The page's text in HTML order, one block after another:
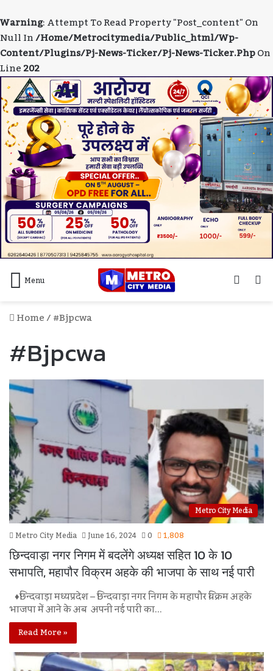
Warning: Attempt To Read Property "post_content" On
Null In/home/metrocitymedia/public_html/wp-
Content/plugins/pj-News-Ticker/pj-News-Ticker.phpOn
Line202
Menu
Log
Home/#bjpcwa
#bjpcwa
Metro City Media
Metro City Media
June 16, 2024 0 1,808
छिन्दवाड़ा नगर निगम में बदलेंगे अध्यक्ष सहित 10 के 10
सभापति, महापौर विक्रम अहके की भाजपा के साथ नई पारी
♦छिन्दवाड़ा मध्यप्रदेश – छिन्दवाड़ा नगर निगम के महापौर विक्रम अहके
भाजपा में आने के अब अपनी नई पारी का…
Read More »